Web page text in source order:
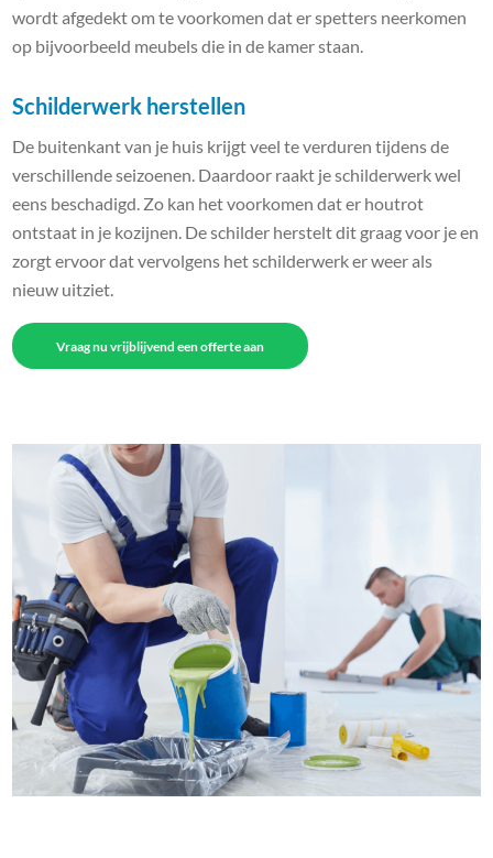
wordt afgedekt om te voorkomen dat er spetters neerkomen
op bijvoorbeeld meubels die in de kamer staan.
Schilderwerk herstellen
De buitenkant van je huis krijgt veel te verduren tijdens de
verschillende seizoenen. Daardoor raakt je schilderwerk wel
eens beschadigd. Zo kan het voorkomen dat er houtrot
ontstaat in je kozijnen. De schilder herstelt dit graag voor je en
zorgt ervoor dat vervolgens het schilderwerk er weer als
nieuw uitziet.
Vraag nu vrijblijvend een offerte aan